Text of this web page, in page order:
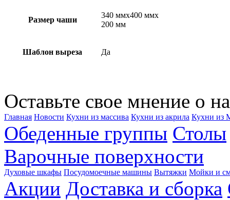
Размер чаши
340 ммx400 ммx
200 мм
Шаблон выреза Да
Оставьте свое мнение о
Главная Новости Кухни из массива Кухни из акрила Кухни из
Обеденные группы Столы
Варочные поверхности
Духовые шкафы Посудомоечные машины Вытяжки Мойки и
Акции Доставка и сборка